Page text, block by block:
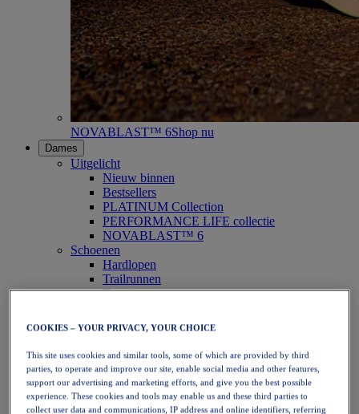
NOVABLAST™ 6Shop nu
Dames
Uitgelicht
Nieuw binnen
Bestsellers
PLATINUM Collection
PERFORMANCE LIFE collectie
NOVABLAST™ 6
Schoenen
Hardlopen
Trailrunnen
Tennis
Handbal
Netbal
SportStyle
Bovenkleding
Sport-bh's
Tanktops
COOKIES – YOUR PRIVACY, YOUR CHOICE
This site uses cookies and similar tools, some of which are provided by third
parties, to operate and improve our site, enable social media and other features,
support our advertising and marketing efforts, and give you the best possible
experience. These cookies and tools may enable us and these third parties to
collect user data and communications, IP address and online identifiers, referring